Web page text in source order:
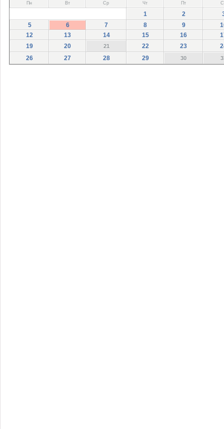
Пн Вт Ср Чт Пт
1 2
5
6 7 8 9
12
13 14 15 16
19
20 21 22 23
26
27 28 29 30